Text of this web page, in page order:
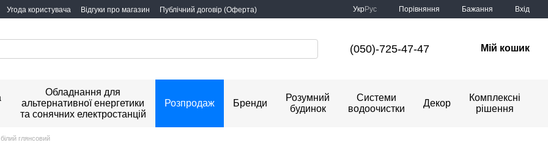
Угода користувача Відгуки про магазин Публічний договір (Оферта) УкрРус Порівняння Бажання Вхід
(050)-725-47-47 Мій кошик
Обладнання для
альтернативної енергетики
та сонячних електростанцій
Розпродаж Бренди
Розумний
будинок
Системи
водоочистки
Декор
Комплексні
рішення
глянсoвий